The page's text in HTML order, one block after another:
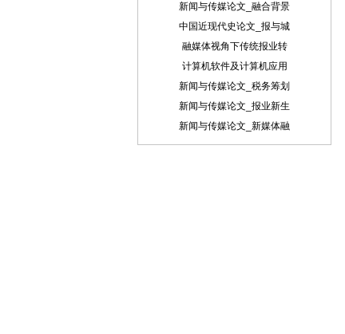
等，以便联系。 6、我们保留对稿件的增
删权。 7、我们对有一稿多投、剽窃或抄
袭行为者，将保留追究由此引起的法律、
经济责任的权利。 二、投稿方式： 1、 请
稿件，请注明出处并附带原文。 3、 请按
稿件内容投递到相关编辑信箱 三、稿件著
作权： 1、 投稿人保证其向我方所投之作
新闻与传媒论文_融合背景
中国近现代史论文_报与城
融媒体视角下传统报业转
计算机软件及计算机应用
新闻与传媒论文_税务筹划
新闻与传媒论文_报业新生
新闻与传媒论文_新媒体融